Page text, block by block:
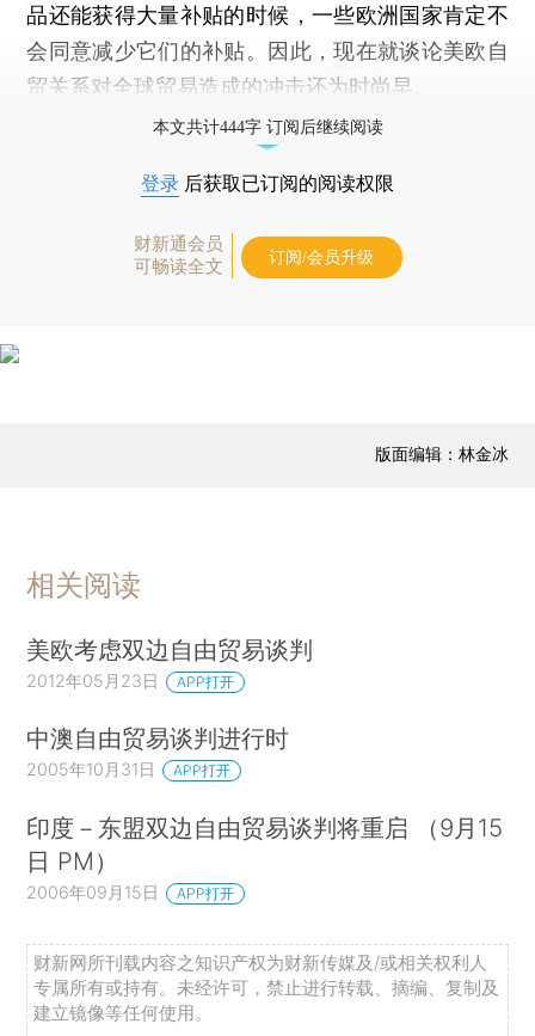
品还能获得大量补贴的时候，一些欧洲国家肯定不
会同意减少它们的补贴。因此，现在就谈论美欧自
贸关系对全球贸易造成的冲击还为时尚早。
本文共计444字 订阅后继续阅读
登录 后获取已订阅的阅读权限
财新通会员
可畅读全文
订阅/会员升级
版面编辑：林金冰
相关阅读
美欧考虑双边自由贸易谈判
2012年05月23日 APP打开
中澳自由贸易谈判进行时
2005年10月31日 APP打开
印度－东盟双边自由贸易谈判将重启 （9月15
日 PM）
2006年09月15日 APP打开
财新网所刊载内容之知识产权为财新传媒及/或相关权利人
专属所有或持有。未经许可，禁止进行转载、摘编、复制及
建立镜像等任何使用。